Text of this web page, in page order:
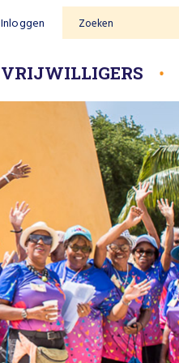
VRIJWILLIGERS
Inloggen Zoeken